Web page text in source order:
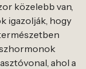
közelebb van,
igazolják, hogy
ahol a